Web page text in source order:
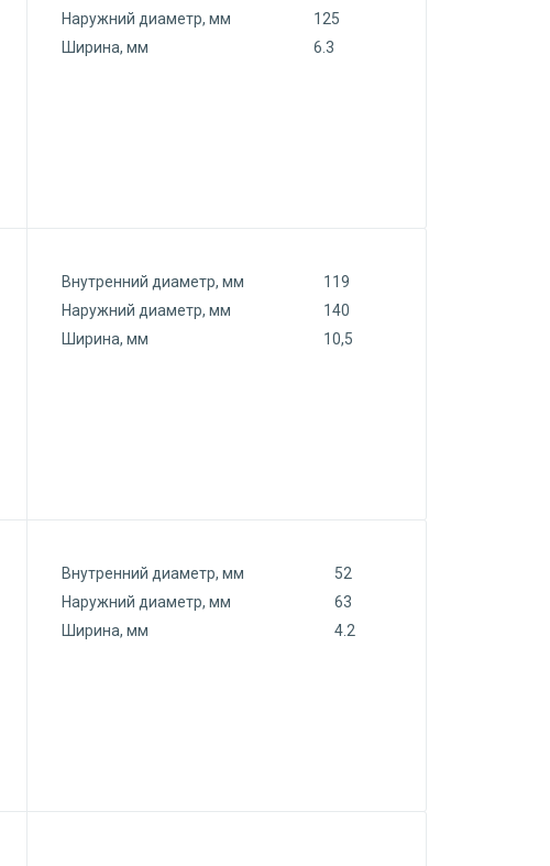
Наружний диаметр, мм
125
Ширина, мм
6.3
Внутренний диаметр, мм
119
Наружний диаметр, мм
140
Ширина, мм
10,5
Внутренний диаметр, мм
52
Наружний диаметр, мм
63
Ширина, мм
4.2